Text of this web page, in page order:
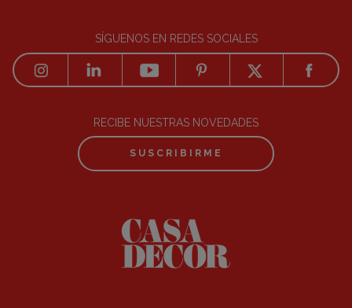
SÍGUENOS EN REDES SOCIALES
RECIBE NUESTRAS NOVEDADES
SUSCRIBIRME